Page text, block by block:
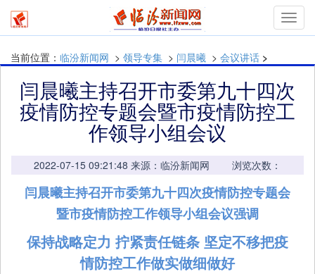
当前位置： 临汾新闻网 > 领导专集 > 闫晨曦 > 会议讲话 >
闫晨曦主持召开市委第九十四次
疫情防控专题会暨市疫情防控工
作领导小组会议
2022-07-15 09:21:48 来源：临汾新闻网 浏览次数：
闫晨曦主持召开市委第九十四次疫情防控专题会
暨市疫情防控工作领导小组会议强调
保持战略定力 拧紧责任链条 坚定不移把疫
情防控工作做实做细做好